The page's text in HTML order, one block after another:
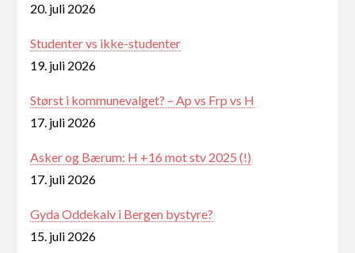
20. juli 2026
Studenter vs ikke-studenter
19. juli 2026
Størst i kommunevalget? – Ap vs Frp vs H
17. juli 2026
Asker og Bærum: H +16 mot stv 2025 (!)
17. juli 2026
Gyda Oddekalv i Bergen bystyre?
15. juli 2026